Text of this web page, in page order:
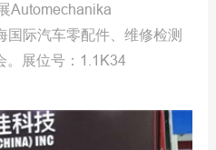
Automechanika
际汽车零配件、维修检测
。展位号：1.1K34